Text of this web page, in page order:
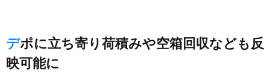
デポに立ち寄り荷積みや空箱回収なども反
映可能に